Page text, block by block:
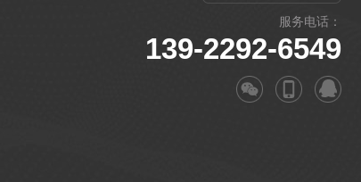
服务电话：
139-2292-6549